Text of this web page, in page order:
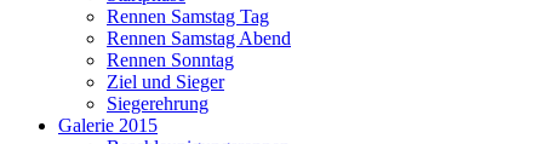
Rennen Samstag Tag
Rennen Samstag Abend
Rennen Sonntag
Ziel und Sieger
Siegerehrung
Galerie 2015